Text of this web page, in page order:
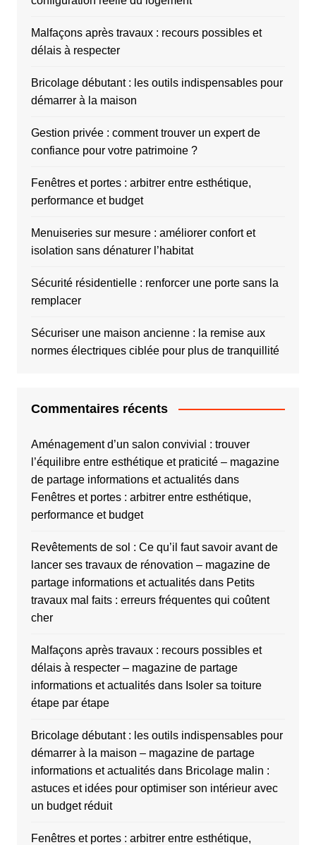
Malfaçons après travaux : recours possibles et
délais à respecter
Bricolage débutant : les outils indispensables pour
démarrer à la maison
Gestion privée : comment trouver un expert de
confiance pour votre patrimoine ?
Fenêtres et portes : arbitrer entre esthétique,
performance et budget
Menuiseries sur mesure : améliorer confort et
isolation sans dénaturer l’habitat
Sécurité résidentielle : renforcer une porte sans la
remplacer
Sécuriser une maison ancienne : la remise aux
normes électriques ciblée pour plus de tranquillité
Commentaires récents
Aménagement d’un salon convivial : trouver
l’équilibre entre esthétique et praticité – magazine
de partage informations et actualitésdans
Fenêtres et portes : arbitrer entre esthétique,
performance et budget
Revêtements de sol : Ce qu’il faut savoir avant de
lancer ses travaux de rénovation – magazine de
partage informations et actualitésdans Petits
travaux mal faits : erreurs fréquentes qui coûtent
cher
Malfaçons après travaux : recours possibles et
délais à respecter – magazine de partage
informations et actualitésdans Isoler sa toiture
étape par étape
Bricolage débutant : les outils indispensables pour
démarrer à la maison – magazine de partage
informations et actualitésdans Bricolage malin :
astuces et idées pour optimiser son intérieur avec
un budget réduit
Fenêtres et portes : arbitrer entre esthétique,